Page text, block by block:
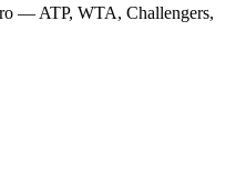
— ATP, WTA, Challengers,